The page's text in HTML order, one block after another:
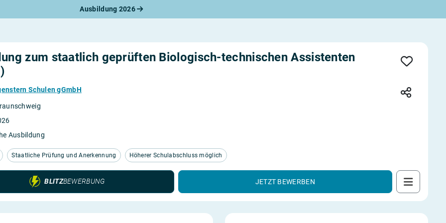
Ausbildung 2026
Bewerbung
Check
zum staatlich geprüften Biologisch-technischen Assistenten
Schulen gGmbH
Ausbildung
Staatliche Prüfung und Anerkennung Höherer Schulabschluss möglich
BLITZBEWERBUNG JETZT BEWERBEN